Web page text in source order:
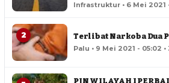
Infrastruktur • 6 Mei 2021
2 Terlibat Narkoba Dua
Palu • 9 Mei 2021 - 05:02
PJN WILAYAH I